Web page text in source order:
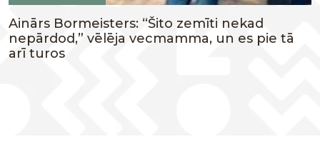
Ainārs Bormeisters: “Šito zemīti nekad
nepārdod,” vēlēja vecmamma, un es pie tā
arī turos